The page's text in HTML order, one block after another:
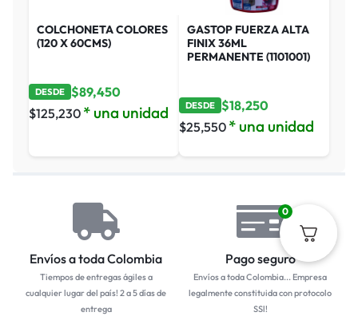
COLCHONETA COLORES
(120 X 60CMS)
DESDE $89,450
$125,230 * una unidad
GASTOP FUERZA ALTA
FINIX 36ML
PERMANENTE (1101001)
DESDE $18,250
$25,550 * una unidad
Envíos a toda Colombia
Tiempos de entregas ágiles a
cualquier lugar del país! 2 a 5 días de
entrega
Pago seguro
Envíos a toda Colombia... Empresa
legalmente constituida con protocolo
SSl!
0